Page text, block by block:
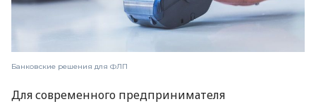
Банковские решения для ФЛП
Для современного предпринимателя